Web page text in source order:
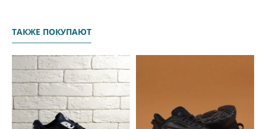
ТАКЖЕ ПОКУПАЮТ